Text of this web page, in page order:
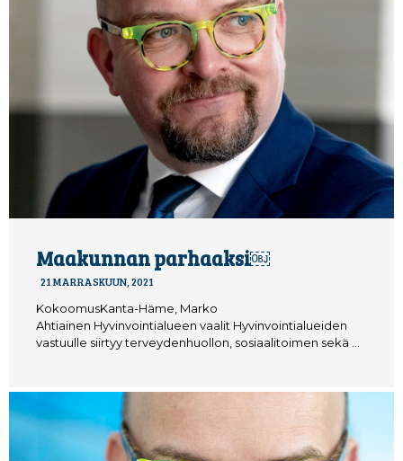
Maakunnan parhaaksi￼
21 MARRASKUUN, 2021
KokoomusKanta-Häme, Marko
Ahtiainen Hyvinvointialueen vaalit Hyvinvointialueiden
vastuulle siirtyy terveydenhuollon, sosiaalitoimen sekä …